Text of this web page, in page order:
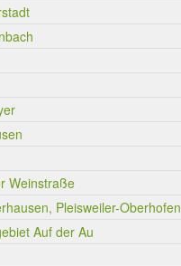
Weinstraße
Pleisweiler-Oberhofen
Auf der Au